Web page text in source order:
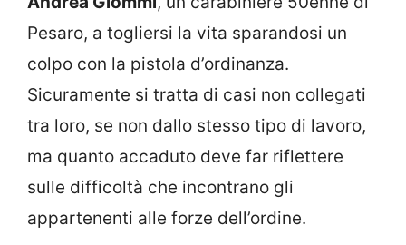
Pesaro, a togliersi la vita sparandosi un
colpo con la pistola d’ordinanza.
Sicuramente si tratta di casi non collegati
tra loro, se non dallo stesso tipo di lavoro,
ma quanto accaduto deve far riflettere
sulle difficoltà che incontrano gli
appartenenti alle forze dell’ordine.